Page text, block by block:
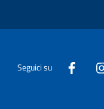
Seguici su